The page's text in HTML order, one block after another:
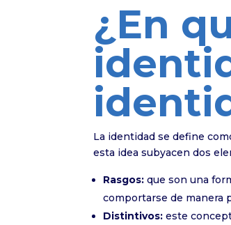
¿En
La identidad se define
esta idea subyacen dos
Rasgos: que son una
comportarse de manera
Distintivos: este